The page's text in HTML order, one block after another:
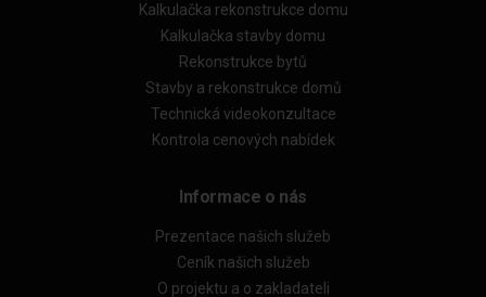
Kalkulačka rekonstrukce domu
Kalkulačka stavby domu
Rekonstrukce bytů
Stavby a rekonstrukce domů
Technická videokonzultace
Kontrola cenových nabídek
Informace o nás
Prezentace našich služeb
Ceník našich služeb
O projektu a o zakladateli